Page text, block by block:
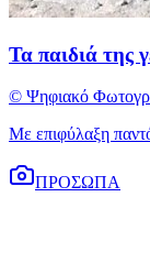
Τα παιδιά της
© Ψηφιακό
Με επιφύλαξη
ΠΡΟΣΩΠΑ